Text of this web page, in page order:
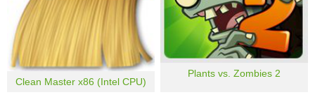
Clean Master x86 (Intel CPU)
Plants vs. Zombies 2